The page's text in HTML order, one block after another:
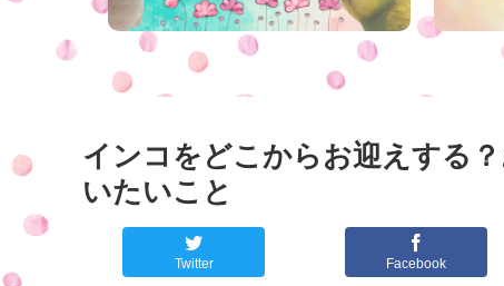
インコをどこからお迎えする
いたいこと
Twitter Facebook